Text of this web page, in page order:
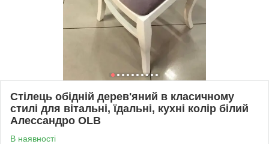
Стілець обідній дерев'яний в класичному
стилі для вітальні, їдальні, кухні колір білий
Алессандро OLB
В наявності